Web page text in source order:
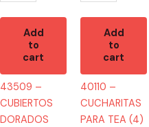
Add
to
cart
43509 –
CUBIERTOS
DORADOS
Add
to
cart
40110 –
CUCHARITAS
PARA TEA (4)